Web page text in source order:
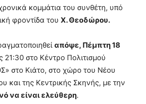
κομμάτια του συνθέτη, υπό
φροντίδα του Χ. Θεοδώρου.
απόψε, Πέμπτη 18
21:30 στο Κέντρο Πολιτισμού
στο Κιάτο, στο χώρο του Νέου
και της Κεντρικής Σκηνής, με την
να είναι ελεύθερη.